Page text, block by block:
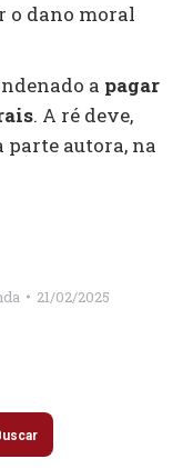
o dano moral
a pagar
. A ré deve,
parte autora, na
21/02/2025